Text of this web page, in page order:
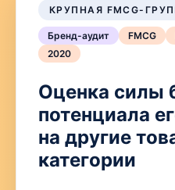
КРУПНАЯ FMCG-
Бренд-аудит FMCG
2020
Оценка силы
потенциала
на другие
категории